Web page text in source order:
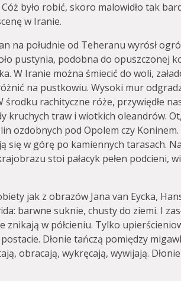
było robić, skoro malowidło tak
w Iranie.
na południe od Teheranu wyrósł
pustynia, podobna do opuszczonej
W Iranie można śmiecić do woli,
na pustkowiu. Wysoki mur
środku rachityczne róże, przywiędłe
kruchych traw i wiotkich oleandrów. Ot,
ozdobnych pod Opolem czy Koninem.
się w górę po kamiennych tarasach.
stoi pałacyk pełen podcieni,
jak z obrazów Jana van Eycka,
barwne suknie, chusty do ziemi. I
znikają w półcieniu. Tylko
Dłonie tańczą pomiędzy
obracają, wykręcają, wywijają.